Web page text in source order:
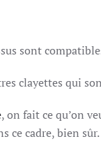
sont
clayettes qui
, on fait ce qu’on
ce cadre, bien sûr.